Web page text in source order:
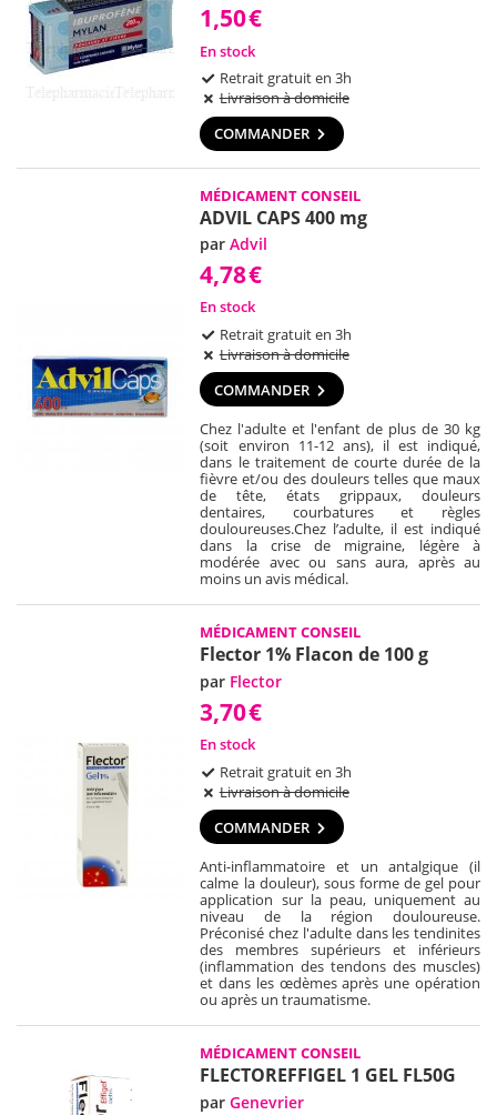
1,50€
En stock
Retrait gratuit en 3h
Livraison à domicile
COMMANDER
MÉDICAMENT CONSEIL
ADVIL CAPS 400 mg
parAdvil
4,78€
En stock
Retrait gratuit en 3h
Livraison à domicile
COMMANDER
Chez l'adulte et l'enfant de plus de 30 kg
(soit environ 11-12 ans), il est indiqué,
dans le traitement de courte durée de la
fièvre et/ou des douleurs telles que maux
de tête, états grippaux, douleurs
dentaires, courbatures et règles
douloureuses.Chez l’adulte, il est indiqué
dans la crise de migraine, légère à
modérée avec ou sans aura, après au
moins un avis médical.
MÉDICAMENT CONSEIL
Flector 1% Flacon de 100 g
par Flector
3,70€
En stock
Retrait gratuit en 3h
Livraison à domicile
COMMANDER
Anti-inflammatoire et un antalgique (il
calme la douleur), sous forme de gel pour
application sur la peau, uniquement au
niveau de la région douloureuse.
Préconisé chez l'adulte dans les tendinites
des membres supérieurs et inférieurs
(inflammation des tendons des muscles)
et dans les œdèmes après une opération
ou après un traumatisme.
MÉDICAMENT CONSEIL
FLECTOREFFIGEL 1 GEL FL50G
parGenevrier